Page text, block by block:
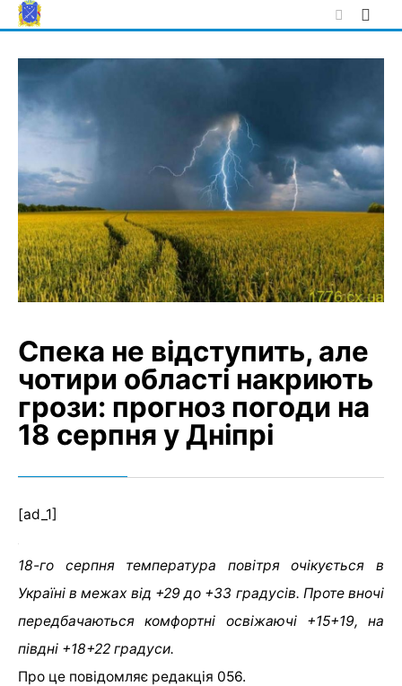
Skip
to
Спека не відступить, але
чотири області накриють
грози: прогноз погоди на
18 серпня у Дніпрі
[ad_1]
18-го серпня температура повітря очікується в
Україні в межах від +29 до +33 градусів. Проте вночі
передбачаються комфортні освіжаючі +15+19, на
півдні +18+22 градуси.
Про це повідомляє редакція 056.